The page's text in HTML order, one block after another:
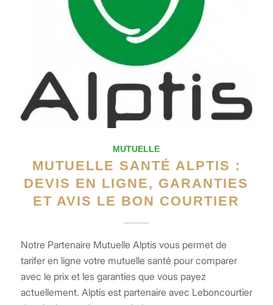
MUTUELLE
MUTUELLE SANTÉ ALPTIS :
DEVIS EN LIGNE, GARANTIES
ET AVIS LE BON COURTIER
Notre Partenaire Mutuelle Alptis vous permet de
tarifer en ligne votre mutuelle santé pour comparer
avec le prix et les garanties que vous payez
actuellement. Alptis est partenaire avec Leboncourtier